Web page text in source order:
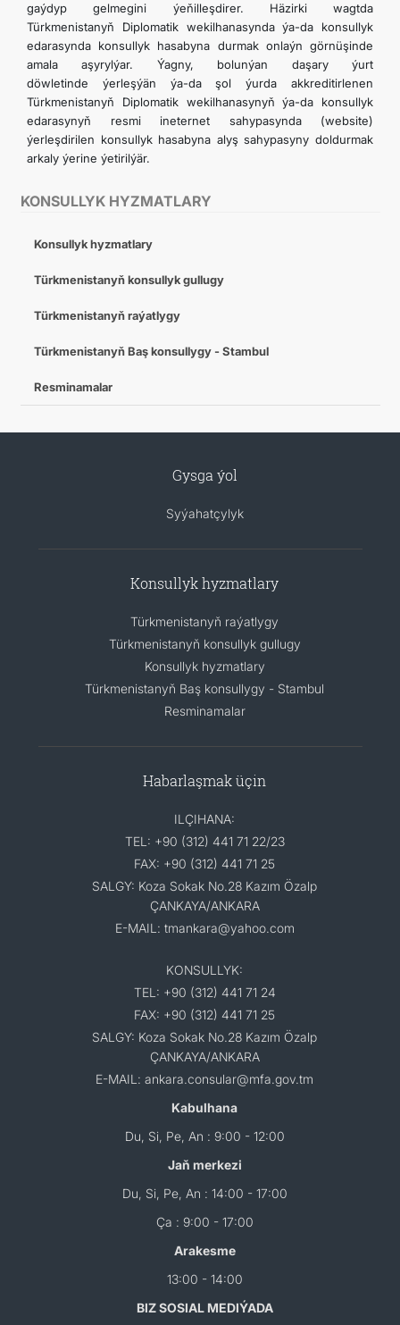
KONSULLYK HYZMATLARY
Konsullyk hyzmatlary
Türkmenistanyň konsullyk gullugy
Türkmenistanyň raýatlygy
Türkmenistanyň Baş konsullygy - Stambul
Resminamalar
gaýdyp gelmegini ýeňilleşdirer. Häzirki wagtda
Türkmenistanyň Diplomatik wekilhanasynda ýa-da konsullyk
edarasynda konsullyk hasabyna durmak onlaýn görnüşinde
amala aşyrylýar. Ýagny, bolunýan daşary ýurt
döwletinde ýerleşýän ýa-da şol ýurda akkreditirlenen
Türkmenistanyň Diplomatik wekilhanasynyň ýa-da konsullyk
edarasynyň resmi ineternet sahypasynda (website)
ýerleşdirilen konsullyk hasabyna alyş sahypasyny doldurmak
arkaly ýerine ýetirilýär.
Gysga ýol
Syýahatçylyk
Konsullyk hyzmatlary
Türkmenistanyň raýatlygy
Türkmenistanyň konsullyk gullugy
Konsullyk hyzmatlary
Türkmenistanyň Baş konsullygy - Stambul
Resminamalar
Habarlaşmak üçin
ILÇIHANA:
TEL: +90 (312) 441 71 22/23
FAX: +90 (312) 441 71 25
SALGY: Koza Sokak No.28 Kazım Özalp
ÇANKAYA/ANKARA
E-MAIL: tmankara@yahoo.com
KONSULLYK:
TEL: +90 (312) 441 71 24
FAX: +90 (312) 441 71 25
SALGY: Koza Sokak No.28 Kazım Özalp
ÇANKAYA/ANKARA
E-MAIL: ankara.consular@mfa.gov.tm
Kabulhana
Du, Si, Pe, An : 9:00 - 12:00
Jaň merkezi
Du, Si, Pe, An : 14:00 - 17:00
Ça : 9:00 - 17:00
Arakesme
13:00 - 14:00
BIZ SOSIAL MEDIÝADA